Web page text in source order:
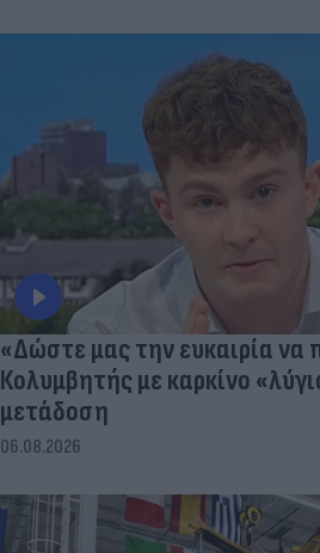
«Δώστε μας την ευκαιρία να
Κολυμβητής με καρκίνο
μετάδοση
06.08.2026